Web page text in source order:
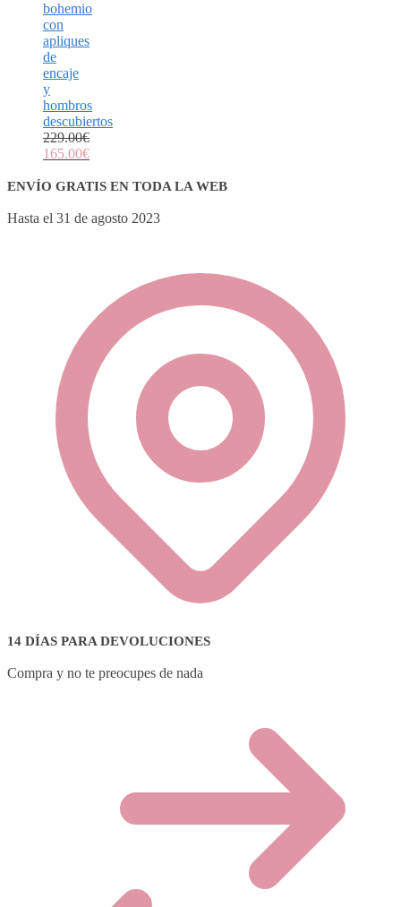
bohemio
con
apliques
de
encaje
y
hombros
descubiertos
229.00€
165.00€
ENVÍO GRATIS EN TODA LA WEB
Hasta el 31 de agosto 2023
14 DÍAS PARA DEVOLUCIONES
Compra y no te preocupes de nada